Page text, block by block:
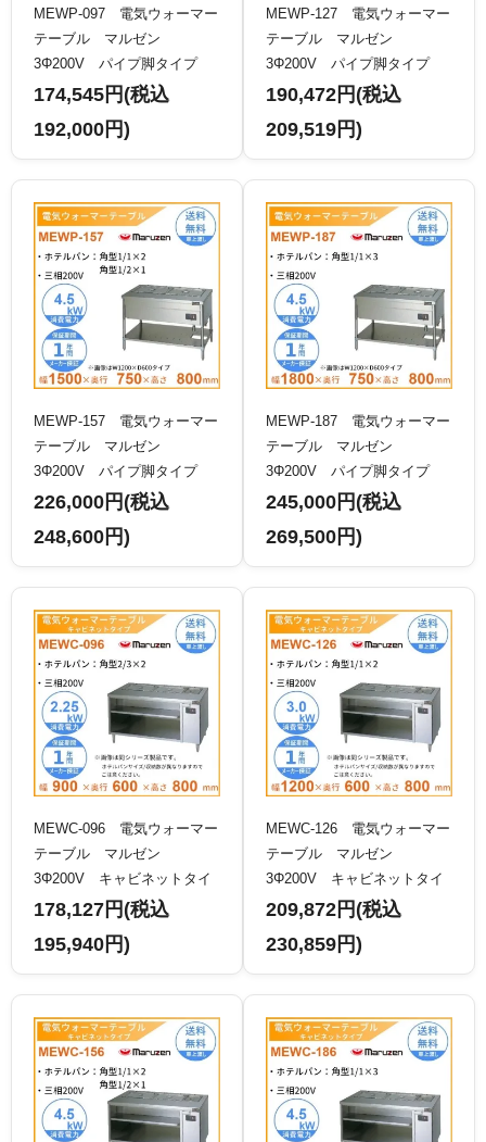
MEWP-097 電気ウォーマー
テーブル マルゼン
3Φ200V パイプ脚タイプ
174,545円(税込
192,000円)
MEWP-127 電気ウォーマー
テーブル マルゼン
3Φ200V パイプ脚タイプ
190,472円(税込
209,519円)
MEWP-157 電気ウォーマー
テーブル マルゼン
3Φ200V パイプ脚タイプ
226,000円(税込
248,600円)
MEWP-187 電気ウォーマー
テーブル マルゼン
3Φ200V パイプ脚タイプ
245,000円(税込
269,500円)
MEWC-096 電気ウォーマー
テーブル マルゼン
3Φ200V キャビネットタイ
プ
178,127円(税込
195,940円)
MEWC-126 電気ウォーマー
テーブル マルゼン
3Φ200V キャビネットタイ
プ
209,872円(税込
230,859円)